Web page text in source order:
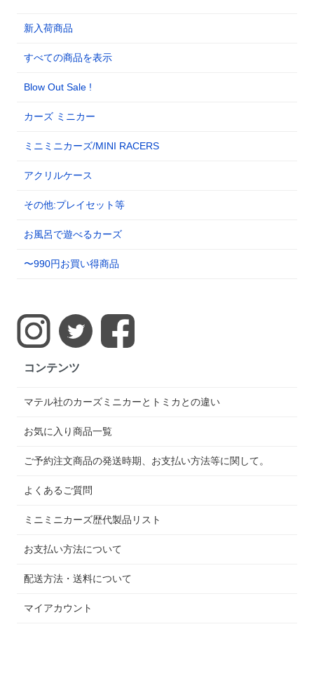
新入荷商品
すべての商品を表示
Blow Out Sale !
カーズ ミニカー
ミニミニカーズ/MINI RACERS
アクリルケース
その他:プレイセット等
お風呂で遊べるカーズ
〜990円お買い得商品
コンテンツ
マテル社のカーズミニカーとトミカとの違い
お気に入り商品一覧
ご予約注文商品の発送時期、お支払い方法等に関して。
よくあるご質問
ミニミニカーズ歴代製品リスト
お支払い方法について
配送方法・送料について
マイアカウント